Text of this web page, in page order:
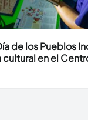
de los Pueblos
en el